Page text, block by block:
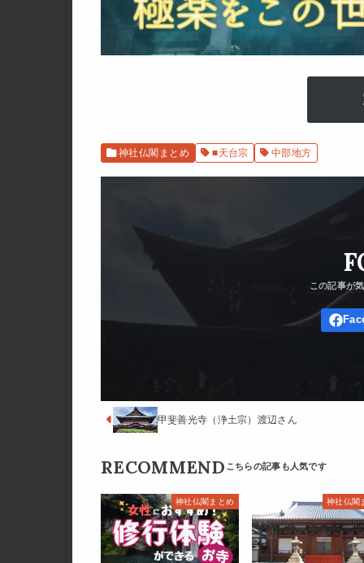
神社仏閣まとめ ■天台宗 中部地方
甲斐善光寺（浄土宗）渡辺さん
RECOMMEND
神社仏閣まとめ 神社仏閣